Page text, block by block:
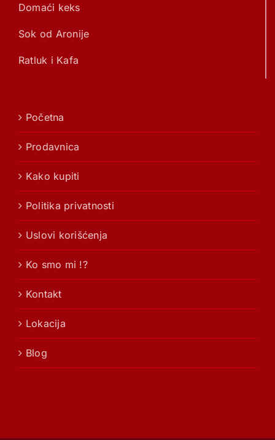
Domaći keks
Sok od Aronije
Ratluk i Kafa
Početna
Prodavnica
Kako kupiti
Politika privatnosti
Uslovi korišćenja
Ko smo mi !?
Kontakt
Lokacija
Blog